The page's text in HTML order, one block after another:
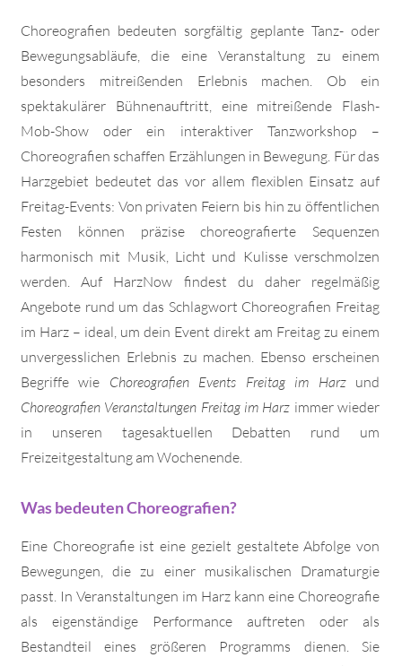
Choreografien bedeuten sorgfältig geplante Tanz- oder
Bewegungsabläufe, die eine Veranstaltung zu einem
besonders mitreißenden Erlebnis machen. Ob ein
spektakulärer Bühnenauftritt, eine mitreißende Flash-
Mob-Show oder ein interaktiver Tanzworkshop –
Choreografien schaffen Erzählungen in Bewegung. Für das
Harzgebiet bedeutet das vor allem flexiblen Einsatz auf
Freitag-Events: Von privaten Feiern bis hin zu öffentlichen
Festen können präzise choreografierte Sequenzen
harmonisch mit Musik, Licht und Kulisse verschmolzen
werden. Auf HarzNow findest du daher regelmäßig
Angebote rund um das Schlagwort Choreografien Freitag
im Harz – ideal, um dein Event direkt am Freitag zu einem
unvergesslichen Erlebnis zu machen. Ebenso erscheinen
Begriffe wie Choreografien Events Freitag im Harzund
Choreografien Veranstaltungen Freitag im Harz immer wieder
in unseren tagesaktuellen Debatten rund um
Freizeitgestaltung am Wochenende.
Was bedeuten Choreografien?
Eine Choreografie ist eine gezielt gestaltete Abfolge von
Bewegungen, die zu einer musikalischen Dramaturgie
passt. In Veranstaltungen im Harz kann eine Choreografie
als eigenständige Performance auftreten oder als
Bestandteil eines größeren Programms dienen. Sie